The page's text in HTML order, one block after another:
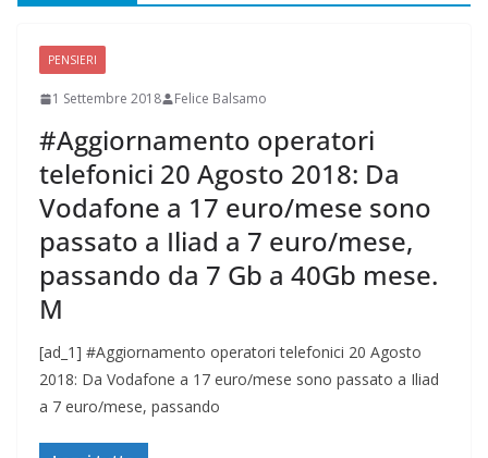
PENSIERI
1 Settembre 2018 Felice Balsamo
#Aggiornamento operatori
telefonici 20 Agosto 2018: Da
Vodafone a 17 euro/mese sono
passato a Iliad a 7 euro/mese,
passando da 7 Gb a 40Gb mese.
M
[ad_1] #Aggiornamento operatori telefonici 20 Agosto
2018: Da Vodafone a 17 euro/mese sono passato a Iliad
a 7 euro/mese, passando